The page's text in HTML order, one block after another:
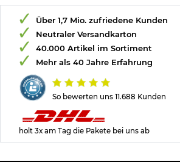
So bewerten uns 11.688 Kunden
Über 1,7 Mio. zufriedene Kunden
Neutraler Versandkarton
40.000 Artikel im Sortiment
Mehr als 40 Jahre Erfahrung
holt 3x am Tag die Pakete bei uns ab